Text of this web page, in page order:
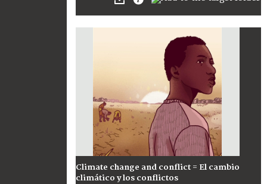
Climate change and conflict = El cambio
climático y los conflictos